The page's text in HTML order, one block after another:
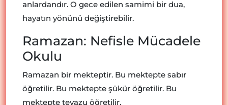
anlardandır. O gece edilen samimi bir dua,
hayatın yönünü değiştirebilir.
Ramazan: Nefisle Mücadele
Okulu
Ramazan bir mekteptir. Bu mektepte sabır
öğretilir. Bu mektepte şükür öğretilir. Bu
mektepte tevazu öğretilir.